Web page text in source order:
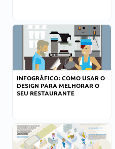
INFOGRÁFICO: COMO USAR O
DESIGN PARA MELHORAR O
SEU RESTAURANTE